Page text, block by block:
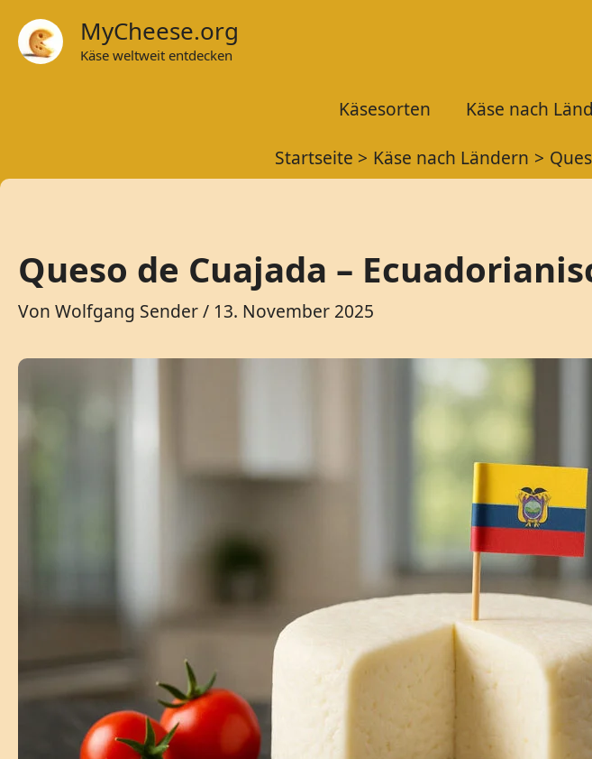
Zum
Inhalt
springen
MyCheese.org
Käse weltweit entdecken
Käsesorten Käse nach
Startseite
Käse nach Ländern
Queso de Cuajada –
Von Wolfgang Sender/ 13. November 2025